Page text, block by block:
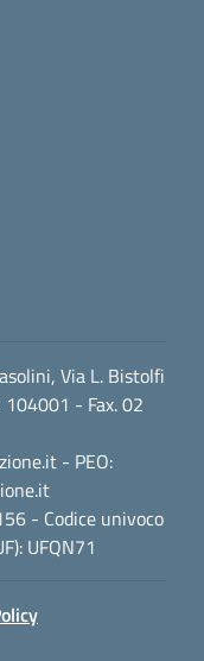
Via L. Bistolfi
- Fax. 02
- PEO:
- Codice univoco
UFQN71